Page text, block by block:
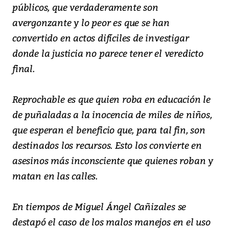
públicos, que verdaderamente son
avergonzante y lo peor es que se han
convertido en actos difíciles de investigar
donde la justicia no parece tener el veredicto
final.
Reprochable es que quien roba en educación le
de puñaladas a la inocencia de miles de niños,
que esperan el beneficio que, para tal fin, son
destinados los recursos. Esto los convierte en
asesinos más inconsciente que quienes roban y
matan en las calles.
En tiempos de Miguel Ángel Cañizales se
destapó el caso de los malos manejos en el uso